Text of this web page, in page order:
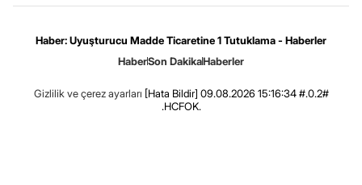
Haber: Uyuşturucu Madde Ticaretine 1 Tutuklama - Haberler
HaberSon DakikaHaberler
Gizlilik ve çerez ayarları [Hata Bildir] 09.08.2026 15:16:34 #.0.2#
.HCFOK.